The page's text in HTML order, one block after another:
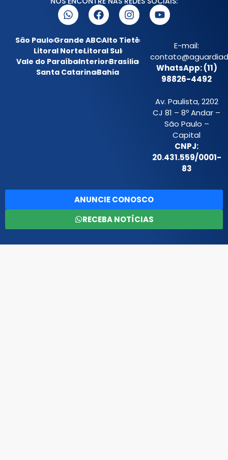
São PauloGrande ABCAlto Tietê
Litoral NorteLitoral Sul
Vale do ParaíbaInteriorBrasília
Santa CatarinaBahia
E-mail:
WhatsApp: (11)
98826-4492
Av. Paulista, 2202
CJ 81 – 8º Andar –
São Paulo –
Capital
CNPJ:
20.431.559/0001-
83
ANUNCIE CONOSCO
RECEBA NOTÍCIAS